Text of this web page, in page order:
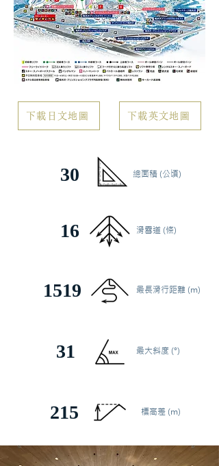
下載日文地圖 下載英文地圖
30 總面積 (公頃)
16 滑雪道 (條)
1519 最長滑行距離 (m)
31 最大斜度 (°)
215 標高差 (m)